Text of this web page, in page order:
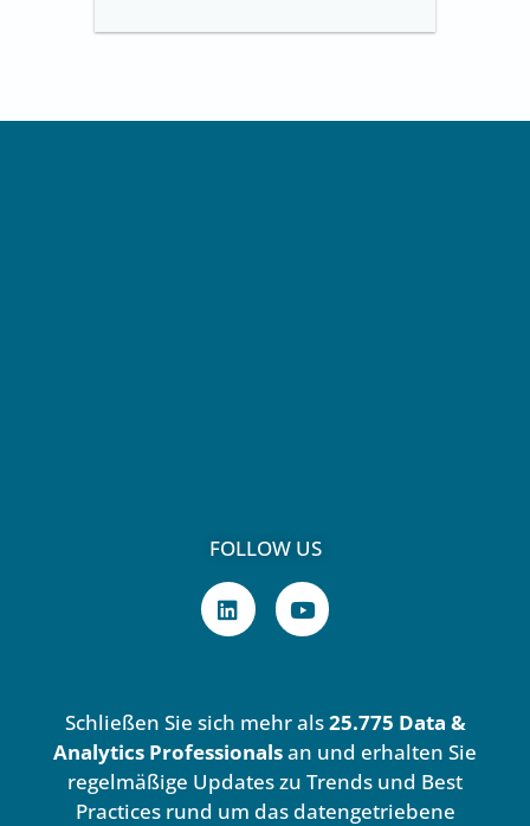
FOLLOW US
L
i
n
i
n
Y
o
u
e
Schließen Sie sich mehr als25.775 Data &
Analytics Professionalsan und erhalten Sie
regelmäßige Updates zu Trends und Best
Practices rund um das datengetriebene